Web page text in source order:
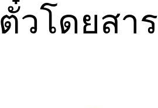
ตั๋วโดยสาร